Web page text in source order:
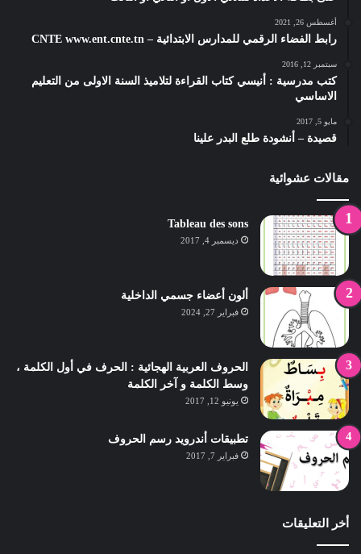
أغسطس 26, 2021
رابط الفضاء الرقمي للمدارس الابتدائية – CNTE www.ent.cnte.tn
سبتمبر 12, 2016
كتب مدرسية : أنيسي كتاب القراءة لتلاميذ السنة الاولى من التعليم
الاساسي
مايو 5, 2017
قصيدة – أنشودة طلع البدر علينا
مقالات عشوائية
Tableau des sons
ديسمبر 4, 2017
ألون أعضاء جسمي الداخلية
فبراير 27, 2024
الحروف العربية الهجائية : الحرف في أول الكلمة ،
وسط الكلمة و آخر الكلمة
يونيو 12, 2017
تطبيقات أندرويد رسم الحروف
فبراير 7, 2017
أخر التعليقات